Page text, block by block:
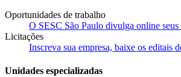
Oportunidades de trabalho
O SESC São Paulo divulga online seus
Licitações
Inscreva sua empresa, baixe os editais
Unidades especializadas